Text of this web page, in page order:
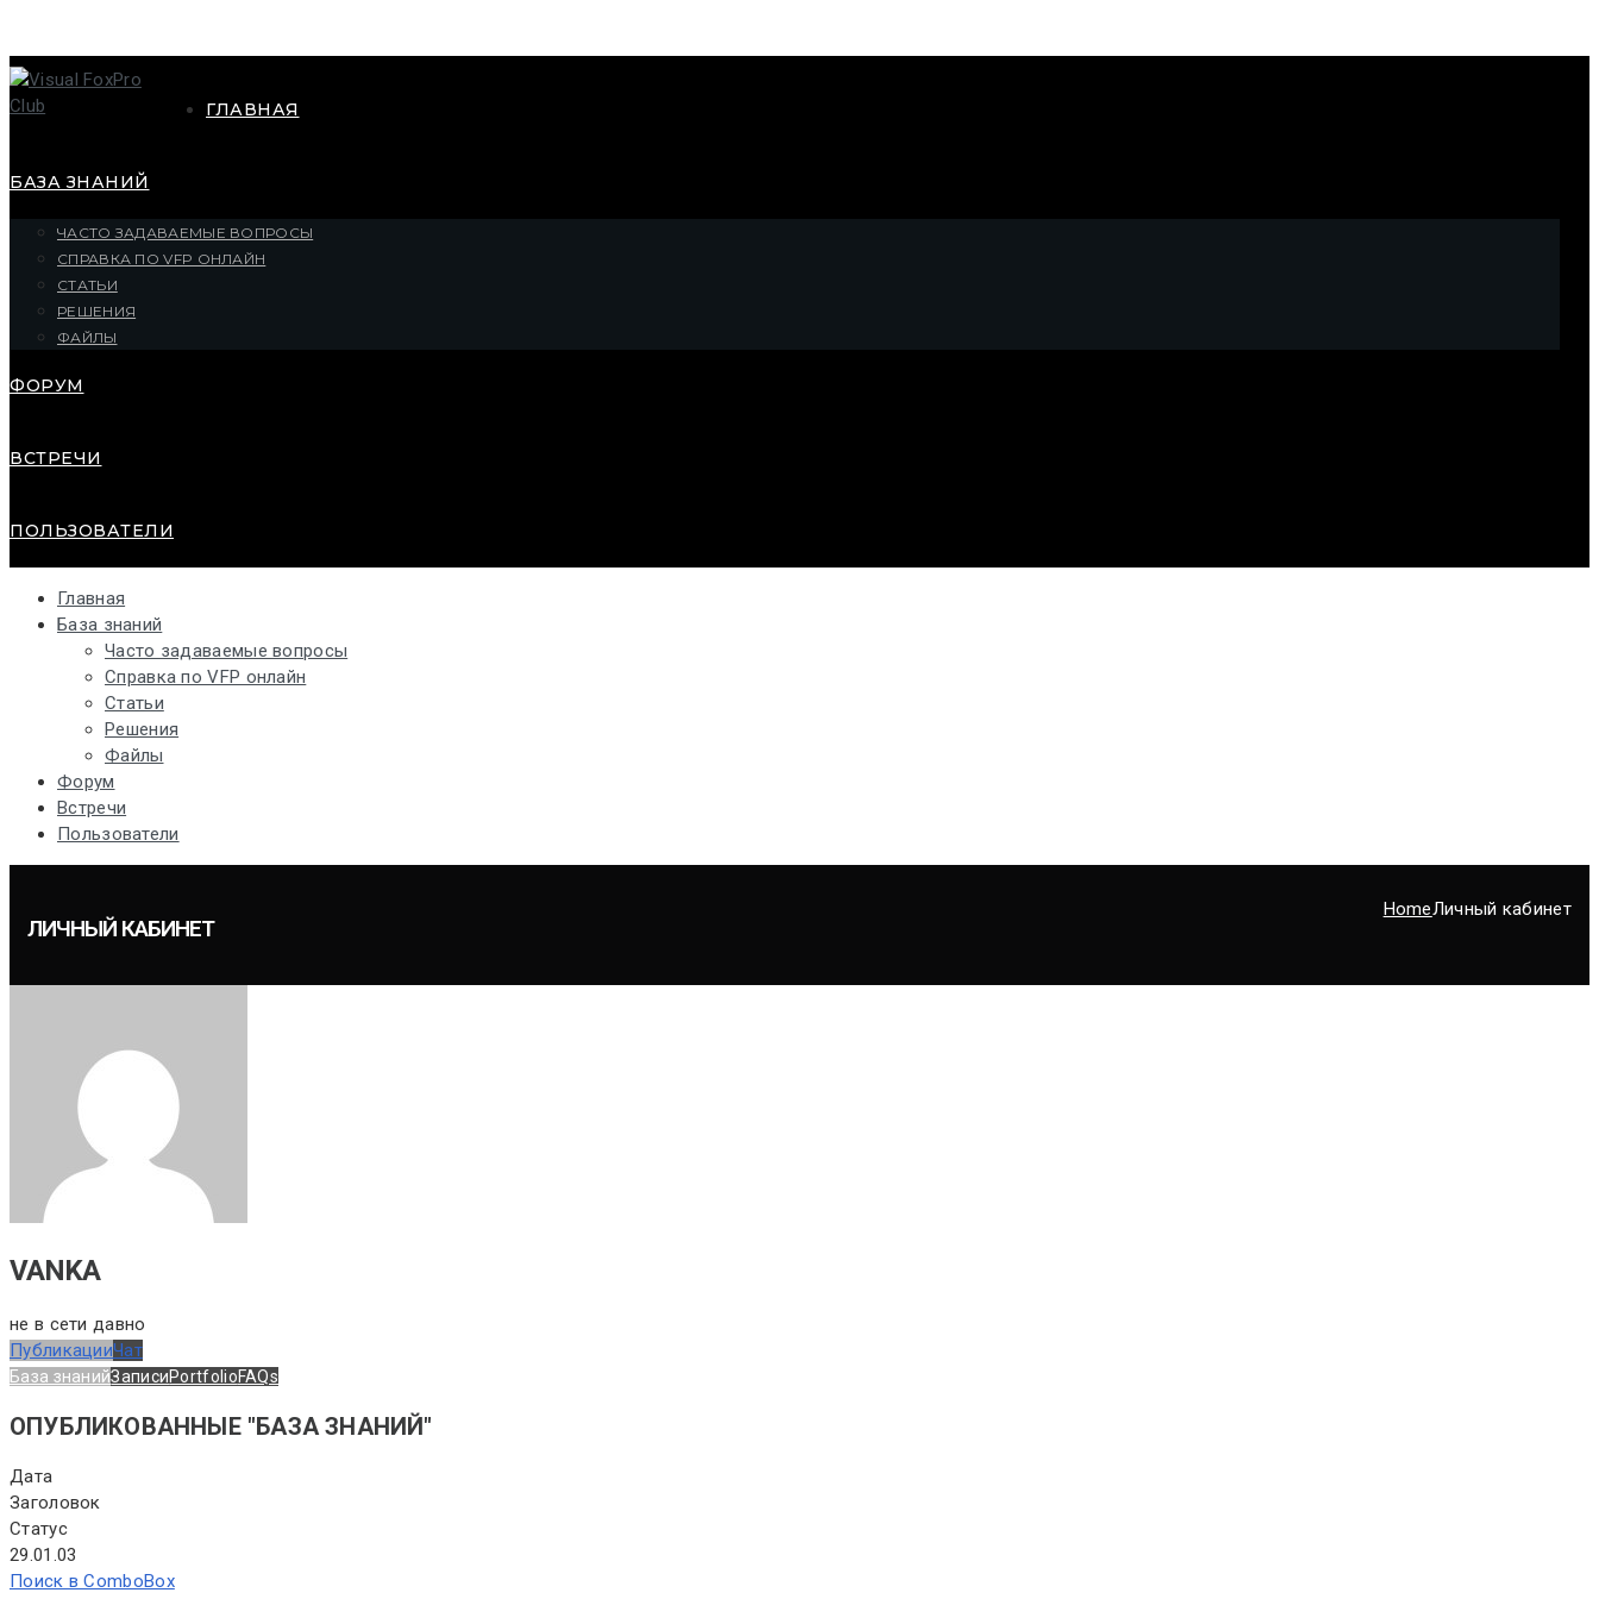
ГЛАВНАЯ
БАЗА ЗНАНИЙ
ЧАСТО ЗАДАВАЕМЫЕ ВОПРОСЫ
СПРАВКА ПО VFP ОНЛАЙН
СТАТЬИ
РЕШЕНИЯ
ФАЙЛЫ
ФОРУМ
ВСТРЕЧИ
ПОЛЬЗОВАТЕЛИ
Главная
База знаний
Часто задаваемые вопросы
Справка по VFP онлайн
Статьи
Решения
Файлы
Форум
Встречи
Пользователи
HomeЛичный кабинет
ЛИЧНЫЙ КАБИНЕТ
VANKA
не в сети давно
ПубликацииЧат
База знанийЗаписиPortfolioFAQs
ОПУБЛИКОВАННЫЕ "БАЗА ЗНАНИЙ"
Дата
Заголовок
Статус
29.01.03
Поиск в ComboBox